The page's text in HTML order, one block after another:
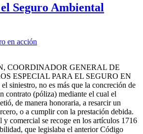
Seguro Ambiental
en acción
COORDINADOR GENERAL DE
ESPECIAL PARA EL SEGURO EN
siniestro, no es más que la concreción de
contrato (póliza) mediante el cual el
de manera honoraria, a resarcir un
o a cumplir con la prestación debida.
comercial se recoge en los artículos 1716
que legislaba el anterior Código